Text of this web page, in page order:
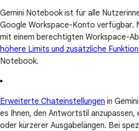
Gemini Notebook ist für alle
Google Workspace-Konto verfügbar.
mit einem berechtigten Workspace-
höhere Limits und zusätzliche
Notebook.
Erweiterte Chateinstellungen in
es Ihnen, den Antwortstil anzupassen,
oder kürzerer Ausgabelängen. Bei